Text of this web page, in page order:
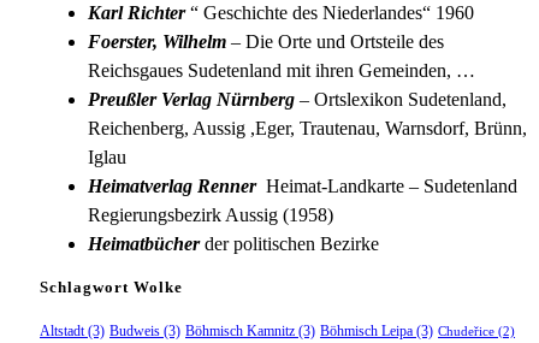
Karl Richter“ Geschichte des Niederlandes“ 1960
Foerster, Wilhelm – Die Orte und Ortsteile des
Reichsgaues Sudetenland mit ihren Gemeinden, …
Preußler Verlag Nürnberg – Ortslexikon Sudetenland,
Reichenberg, Aussig ,Eger, Trautenau, Warnsdorf, Brünn,
Iglau
Heimatverlag Renner Heimat-Landkarte – Sudetenland
Regierungsbezirk Aussig (1958)
Heimatbücherder politischen Bezirke
Schlagwort Wolke
Altstadt(3) Budweis (3) Böhmisch Kamnitz (3) Böhmisch Leipa (3) Chudeřice (2)